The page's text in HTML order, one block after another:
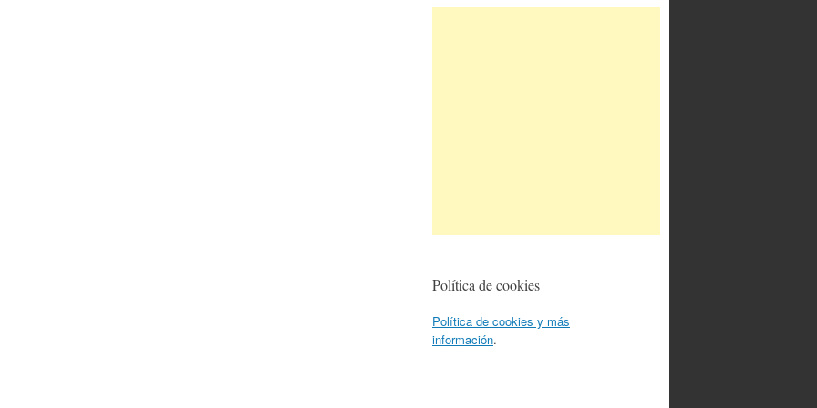
Política de cookies
Política de cookies y más
información.